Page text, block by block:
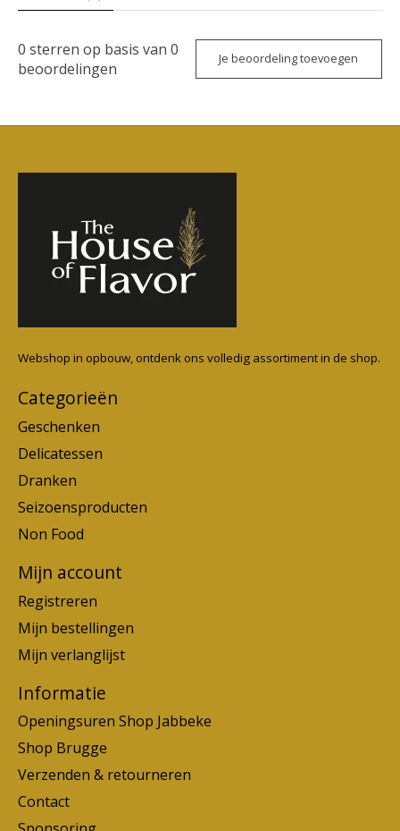
0 sterren op basis van 0
beoordelingen
Je beoordeling toevoegen
Webshop in opbouw, ontdenk ons volledig assortiment in de shop.
Categorieën
Geschenken
Delicatessen
Dranken
Seizoensproducten
Non Food
Mijn account
Registreren
Mijn bestellingen
Mijn verlanglijst
Informatie
Openingsuren Shop Jabbeke
Shop Brugge
Verzenden & retourneren
Contact